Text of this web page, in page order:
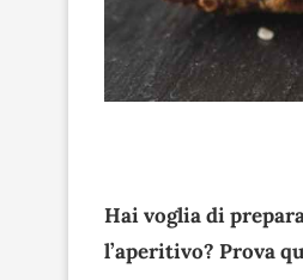
Hai voglia di
l’aperitivo? Prova